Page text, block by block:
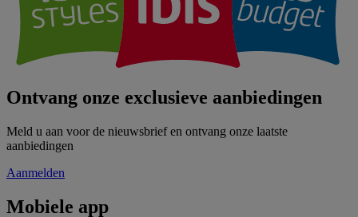
Ontvang onze exclusieve aanbiedingen
Meld u aan voor de nieuwsbrief en ontvang onze laatste
aanbiedingen
Aanmelden
Mobiele app